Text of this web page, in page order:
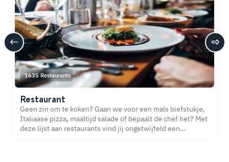
1635 Restaurants
Restaurant
Geen zin om te koken? Gaan we voor een mals biefstukje,
Italiaase pizza, maaltijd salade of bepaalt de chef het? Met
deze lijst aan restaurants vind jij ongetwijfeld een